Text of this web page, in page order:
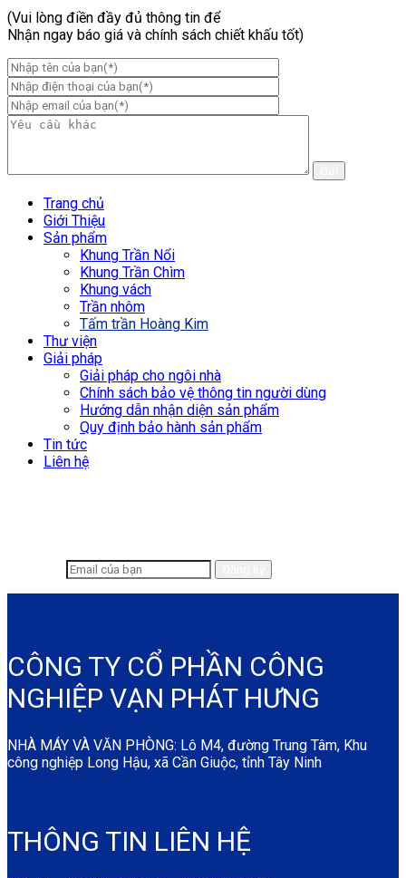
(Vui lòng điền đầy đủ thông tin để
Nhận ngay báo giá và chính sách chiết khấu tốt)
Trang chủ
Giới Thiệu
Sản phẩm
Khung Trần Nổi
Khung Trần Chìm
Khung vách
Trần nhôm
Tấm trần Hoàng Kim
Thư viện
Giải pháp
Giải pháp cho ngôi nhà
Chính sách bảo vệ thông tin người dùng
Hướng dẫn nhận diện sản phẩm
Quy định bảo hành sản phẩm
Tin tức
Liên hệ
CÔNG TY CỔ PHẦN CÔNG
NGHIỆP VẠN PHÁT HƯNG
NHÀ MÁY VÀ VĂN PHÒNG: Lô M4, đường Trung Tâm, Khu
công nghiệp Long Hậu, xã Cần Giuộc, tỉnh Tây Ninh
THÔNG TIN LIÊN HỆ